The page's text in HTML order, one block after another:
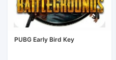
PUBG Early Bird Key